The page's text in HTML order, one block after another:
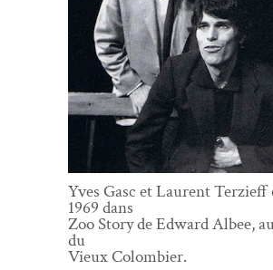
Yves Gasc et Lau­rent Terzi­eff
1969 dans
Zoo Sto­ry de Edward Albee,
du
Vieux Colombier.